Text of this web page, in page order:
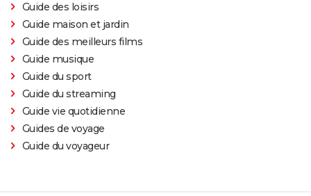
Guide des loisirs
Guide maison et jardin
Guide des meilleurs films
Guide musique
Guide du sport
Guide du streaming
Guide vie quotidienne
Guides de voyage
Guide du voyageur